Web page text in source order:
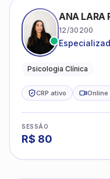
ANA LARA
12/30200
Psicologia Clínica
CRP ativo Online
SESSÃO
R$ 80